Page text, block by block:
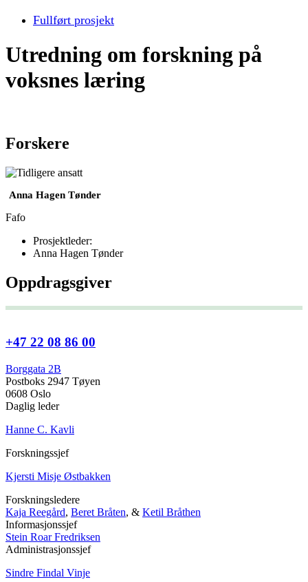
Fullført prosjekt
Utredning om forskning på
voksnes læring
Forskere
Anna Hagen Tønder
Fafo
Prosjektleder:
Anna Hagen Tønder
Oppdragsgiver
+47 22 08 86 00
Borggata 2B
Postboks 2947 Tøyen
0608 Oslo
Daglig leder
Hanne C. Kavli
Forskningssjef
Kjersti Misje Østbakken
Forskningsledere
Kaja Reegård, Beret Bråten, & Ketil Bråthen
Informasjonssjef
Stein Roar Fredriksen
Administrasjonssjef
Sindre Findal Vinje